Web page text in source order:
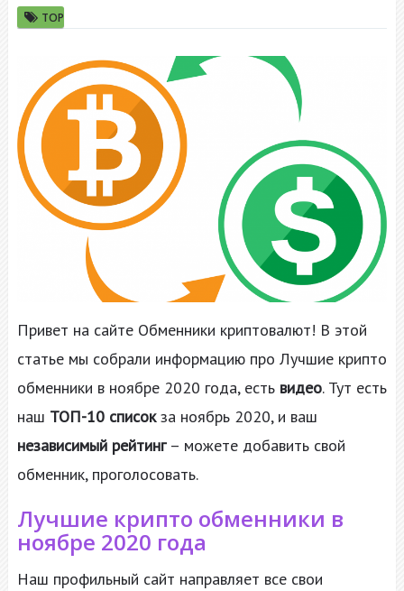
TOP
Привет на сайте Обменники криптовалют! В этой
статье мы собрали информацию про Лучшие крипто
обменники в ноябре 2020 года, есть видео. Тут есть
наш ТОП-10 списокза ноябрь 2020, и ваш
независимый рейтинг– можете добавить свой
обменник, проголосовать.
Лучшие крипто обменники в
ноябре 2020 года
Наш профильный сайт направляет все свои